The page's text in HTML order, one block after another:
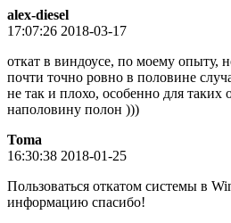
alex-diesel
17:07:26 2018-03-17
откат в виндоусе, по моему опыту,
почти точно ровно в половине
не так и плохо, особенно для таких
наполовину полон )))
Toma
16:30:38 2018-01-25
Пользоваться откатом системы в
информацию спасибо!